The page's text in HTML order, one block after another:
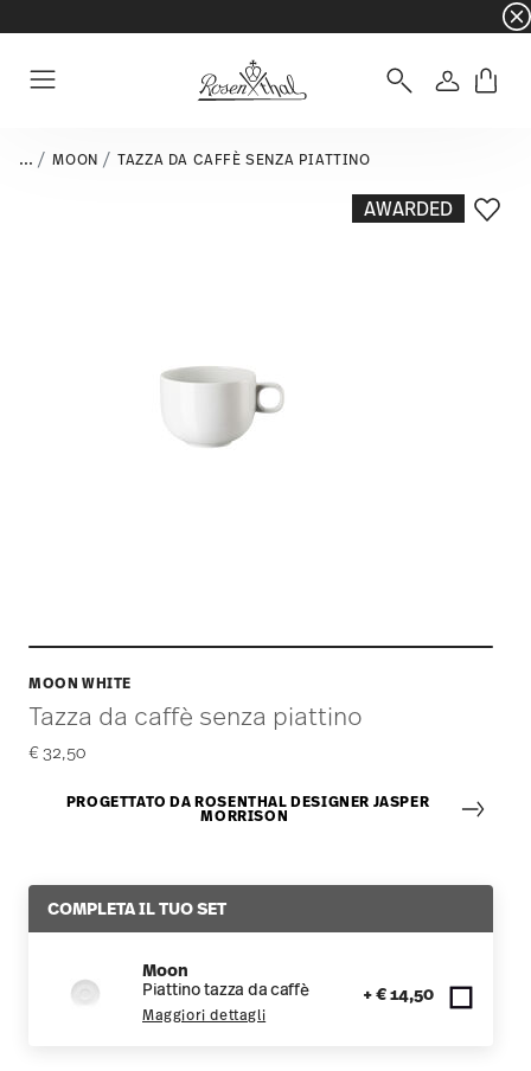
☀️ Summer SALE – Risparmia ancora di più:
Accedi
... MOON TAZZA DA CAFFÈ SENZA PIATTINO
AWARDED
MOON WHITE
Tazza da caffè senza piattino
€ 32,50
PROGETTATO DA ROSENTHAL DESIGNER JASPER
MORRISON
COMPLETA IL TUO SET
Moon
Piattino tazza da caffè
Maggiori dettagli
+ € 14,50
Lista